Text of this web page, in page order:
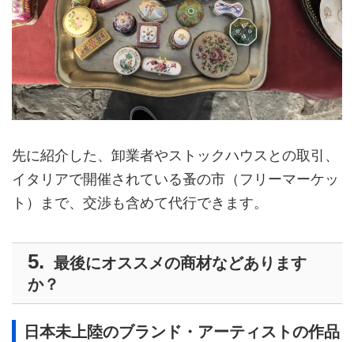
先に紹介した、卸業者やストックハウスとの取引、
イタリアで開催されている蚤の市（フリーマーケッ
ト）まで、交渉も含めて代行できます。
最後にオススメの商材などあります
か？
日本未上陸のブランド・アーティストの作品